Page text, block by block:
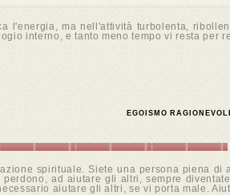
l'energia, ma nell'attività turbolenta,
interno, e tanto meno tempo vi resta per
EGOISMO
spirituale. Siete una persona piena
ad aiutare gli altri, sempre
aiutare gli altri, se vi porta male.